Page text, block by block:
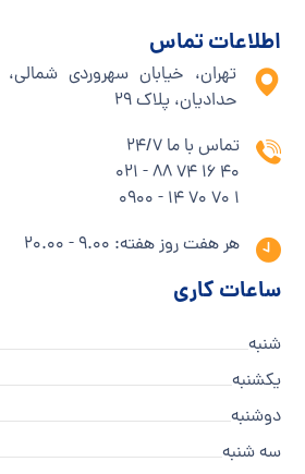
اطلاعات تماس
تهران، خیابان سهروردی
حدادیان، پلاک ۲۹
تماس با ما 24/7
40 16 74 88 - 021
1 70 70 14 - 0900
هر هفت روز هفته: 9.00 - 20.00
ساعات کاری
شنبه
یکشنبه
دوشنبه
سه شنبه